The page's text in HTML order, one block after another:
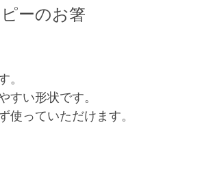
ーのお箸
い形状です。
っていただけます。